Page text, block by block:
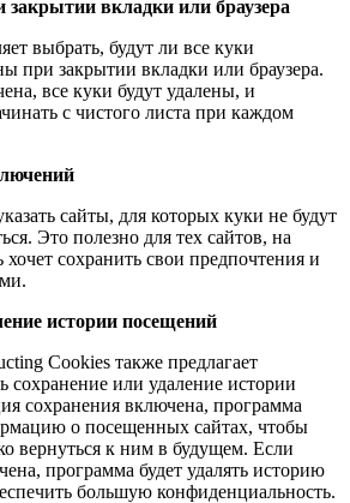
закрытии вкладки или браузера
выбрать, будут ли все куки
при закрытии вкладки или браузера.
все куки будут удалены, и
с чистого листа при каждом
сайты, для которых куки не будут
Это полезно для тех сайтов, на
хочет сохранить свои предпочтения и
истории посещений
Cookies также предлагает
сохранение или удаление истории
сохранения включена, программа
о посещенных сайтах, чтобы
вернуться к ним в будущем. Если
программа будет удалять историю
большую конфиденциальность.